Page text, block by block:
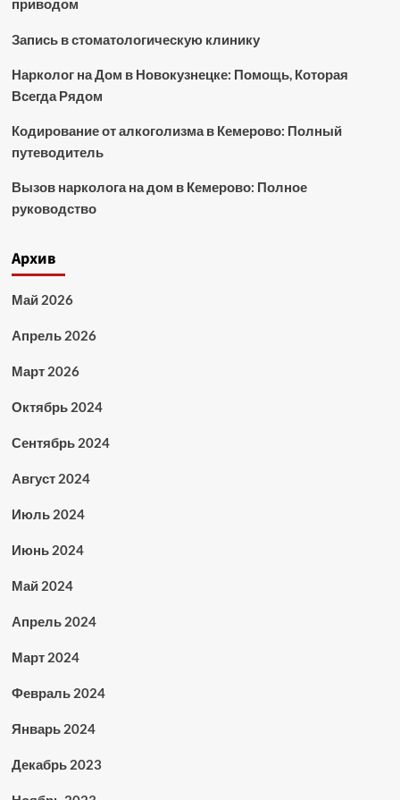
приводом
Запись в стоматологическую клинику
Нарколог на Дом в Новокузнецке: Помощь, Которая
Всегда Рядом
Кодирование от алкоголизма в Кемерово: Полный
путеводитель
Вызов нарколога на дом в Кемерово: Полное
руководство
Архив
Май 2026
Апрель 2026
Март 2026
Октябрь 2024
Сентябрь 2024
Август 2024
Июль 2024
Июнь 2024
Май 2024
Апрель 2024
Март 2024
Февраль 2024
Январь 2024
Декабрь 2023